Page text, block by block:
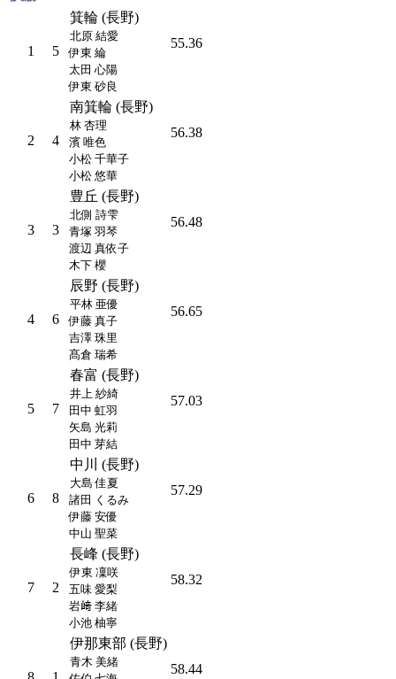
1 5
箕輪 (長野)
北原 結愛
伊東 綸
太田 心陽
伊東 砂良
55.36
2 4
南箕輪 (長野)
林 杏理
濱 唯色
小松 千華子
小松 悠華
56.38
3 3
豊丘 (長野)
北側 詩雫
青塚 羽琴
渡辺 真依子
木下 櫻
56.48
4 6
辰野 (長野)
平林 亜優
伊藤 真子
吉澤 珠里
髙倉 瑞希
56.65
5 7
春富 (長野)
井上 紗綺
田中 虹羽
矢島 光莉
田中 芽結
57.03
6 8
中川 (長野)
大島 佳夏
諸田 くるみ
伊藤 安優
中山 聖菜
57.29
7 2
長峰 (長野)
伊東 凜咲
五味 愛梨
岩﨑 李緒
小池 柚寧
58.32
伊那東部 (長野)
青木 美緒
58.44